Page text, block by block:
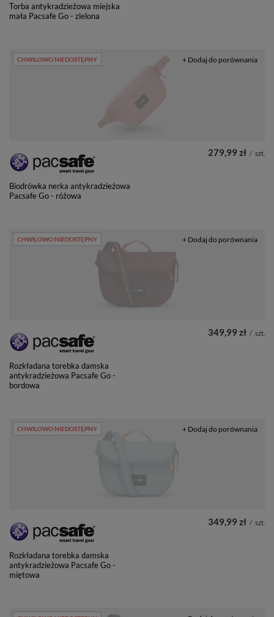
Torba antykradzieżowa miejska
mała Pacsafe Go - zielona
CHWILOWO NIEDOSTĘPNY
Biodrówka nerka antykradzieżowa
Pacsafe Go - różowa
279,99 zł / szt.
+ Dodaj do porównania
CHWILOWO NIEDOSTĘPNY
Rozkładana torebka damska
antykradzieżowa Pacsafe Go -
bordowa
349,99 zł / szt.
+ Dodaj do porównania
CHWILOWO NIEDOSTĘPNY
Rozkładana torebka damska
antykradzieżowa Pacsafe Go -
miętowa
349,99 zł / szt.
+ Dodaj do porównania